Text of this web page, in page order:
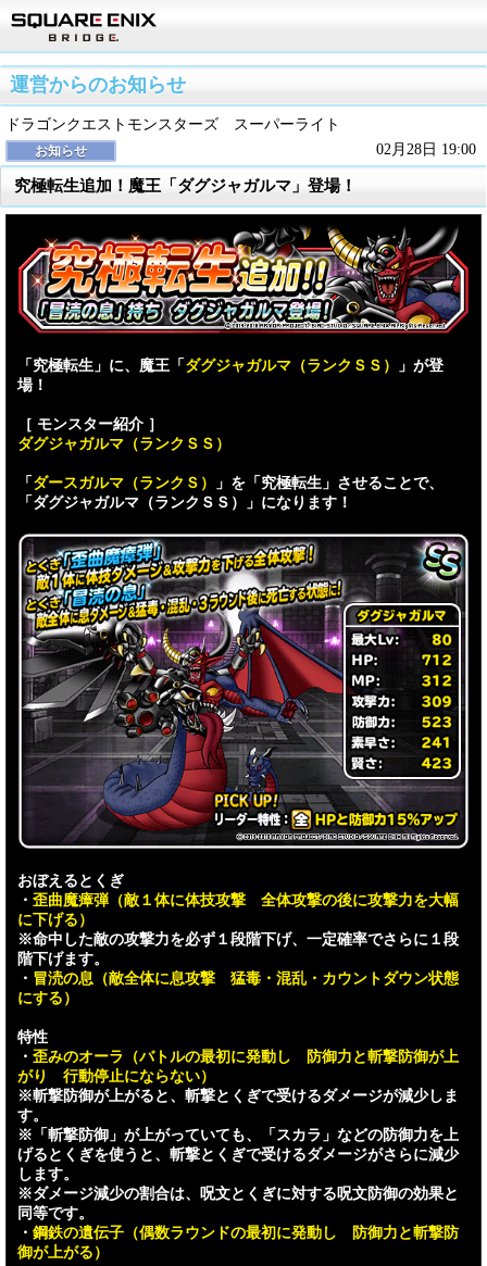
運営からのお知らせ
ドラゴンクエストモンスターズ スーパーライト
お知らせ 02月28日 19:00
究極転生追加！魔王「ダグジャガルマ」登場！
「究極転生」に、魔王「 ダグジャガルマ（ランクＳＳ）
」が登
場！
［ モンスター紹介 ］
ダグジャガルマ（ランクＳＳ）
「 ダースガルマ（ランクＳ）
」を「究極転生」させることで、
「ダグジャガルマ（ランクＳＳ）」になります！
おぼえるとくぎ
・ 歪曲魔瘴弾（敵１体に体技攻撃 全体攻撃の後に攻撃力を大幅
に下げる）
※命中した敵の攻撃力を必ず１段階下げ、一定確率でさらに１段
階下げます。
・ 冒涜の息（敵全体に息攻撃 猛毒・混乱・カウントダウン状態
にする）
特性
・ 歪みのオーラ（バトルの最初に発動し 防御力と斬撃防御が上
がり 行動停止にならない）
※斬撃防御が上がると、斬撃とくぎで受けるダメージが減少しま
す。
※「斬撃防御」が上がっていても、「スカラ」などの防御力を上
げるとくぎを使うと、斬撃とくぎで受けるダメージがさらに減少
します。
※ダメージ減少の割合は、呪文とくぎに対する呪文防御の効果と
同等です。
・ 鋼鉄の遺伝子（偶数ラウンドの最初に発動し 防御力と斬撃防
御が上がる）